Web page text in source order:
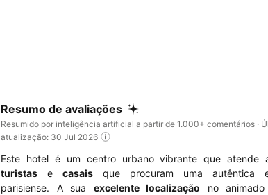
Resumo de avaliações
Resumido por inteligência artificial a partir de 1.000+ comentários ·
atualização: 30 Jul 2026
Este hotel é um centro urbano vibrante que atende
turistas e casais que procuram uma autêntica
parisiense. A sua excelente localização no